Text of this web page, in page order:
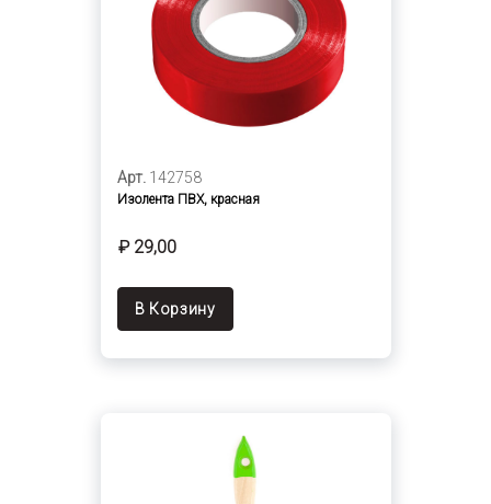
Арт. 142758
Изолента ПВХ, красная
₽ 29,00
В Корзину